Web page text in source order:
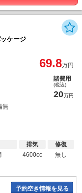
ケージ
69.8万円
諸費用
(税込)
20万円
無
排気
4600cc
修復
無し
予約空き情報を見る